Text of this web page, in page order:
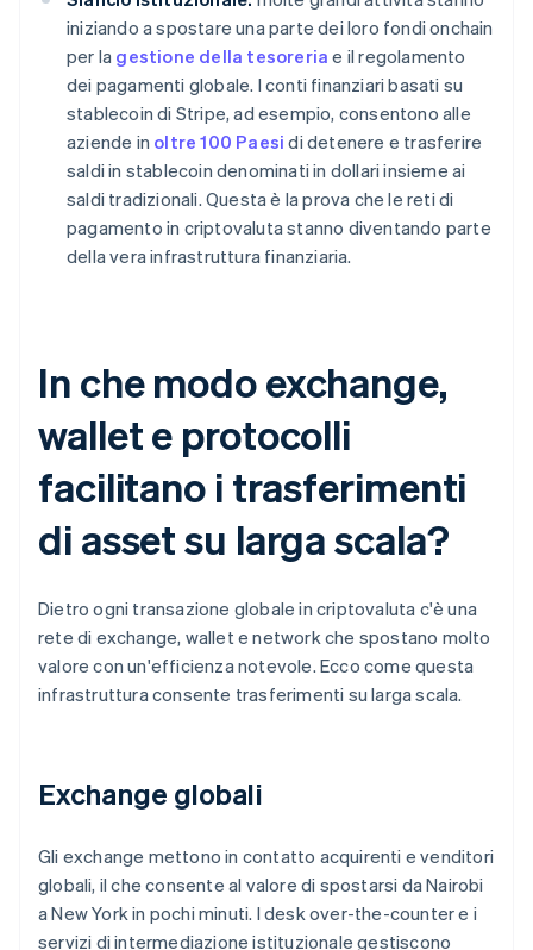
iniziando a spostare una parte dei loro fondi onchain
per la gestione della tesoreria e il regolamento
dei pagamenti globale. I conti finanziari basati su
stablecoin di Stripe, ad esempio, consentono alle
aziende in oltre 100 Paesi di detenere e trasferire
saldi in stablecoin denominati in dollari insieme ai
saldi tradizionali. Questa è la prova che le reti di
pagamento in criptovaluta stanno diventando parte
della vera infrastruttura finanziaria.
In che modo exchange,
wallet e protocolli
facilitano i trasferimenti
di asset su larga scala?
Dietro ogni transazione globale in criptovaluta c'è una
rete di exchange, wallet e network che spostano molto
valore con un'efficienza notevole. Ecco come questa
infrastruttura consente trasferimenti su larga scala.
Exchange globali
Gli exchange mettono in contatto acquirenti e venditori
globali, il che consente al valore di spostarsi da Nairobi
a New York in pochi minuti. I desk over-the-counter e i
servizi di intermediazione istituzionale gestiscono